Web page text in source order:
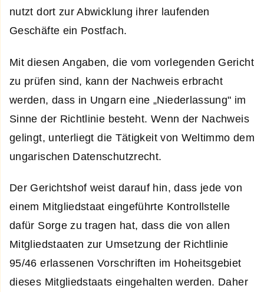
nutzt dort zur Abwicklung ihrer laufenden
Geschäfte ein Postfach.
Mit diesen Angaben, die vom vorlegenden Gericht
zu prüfen sind, kann der Nachweis erbracht
werden, dass in Ungarn eine „Niederlassung" im
Sinne der Richtlinie besteht. Wenn der Nachweis
gelingt, unterliegt die Tätigkeit von Weltimmo dem
ungarischen Datenschutzrecht.
Der Gerichtshof weist darauf hin, dass jede von
einem Mitgliedstaat eingeführte Kontrollstelle
dafür Sorge zu tragen hat, dass die von allen
Mitgliedstaaten zur Umsetzung der Richtlinie
95/46 erlassenen Vorschriften im Hoheitsgebiet
dieses Mitgliedstaats eingehalten werden. Daher